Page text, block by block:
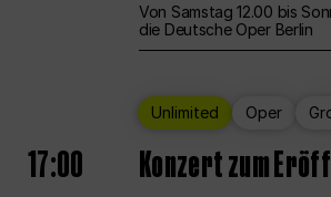
Von Samstag 12.00 bis
die Deutsche Oper Berlin
Unlimited Oper
17:00 Konzert zum